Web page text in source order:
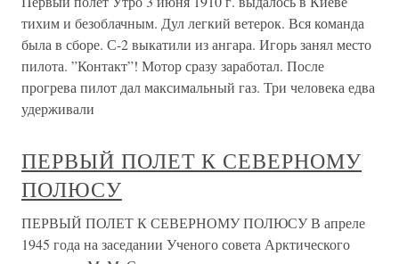
тихим и безоблачным. Дул легкий ветерок. Вся команда
была в сборе. С-2 выкатили из ангара. Игорь занял место
пилота. ”Контакт”! Мотор сразу заработал. После
прогрева пилот дал максимальный газ. Три человека едва
удерживали
ПЕРВЫЙ ПОЛЕТ К СЕВЕРНОМУ
ПОЛЮСУ
ПЕРВЫЙ ПОЛЕТ К СЕВЕРНОМУ ПОЛЮСУ В апреле
1945 года на заседании Ученого совета Арктического